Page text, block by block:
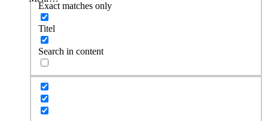
Exact matches only
Titel
Search in content